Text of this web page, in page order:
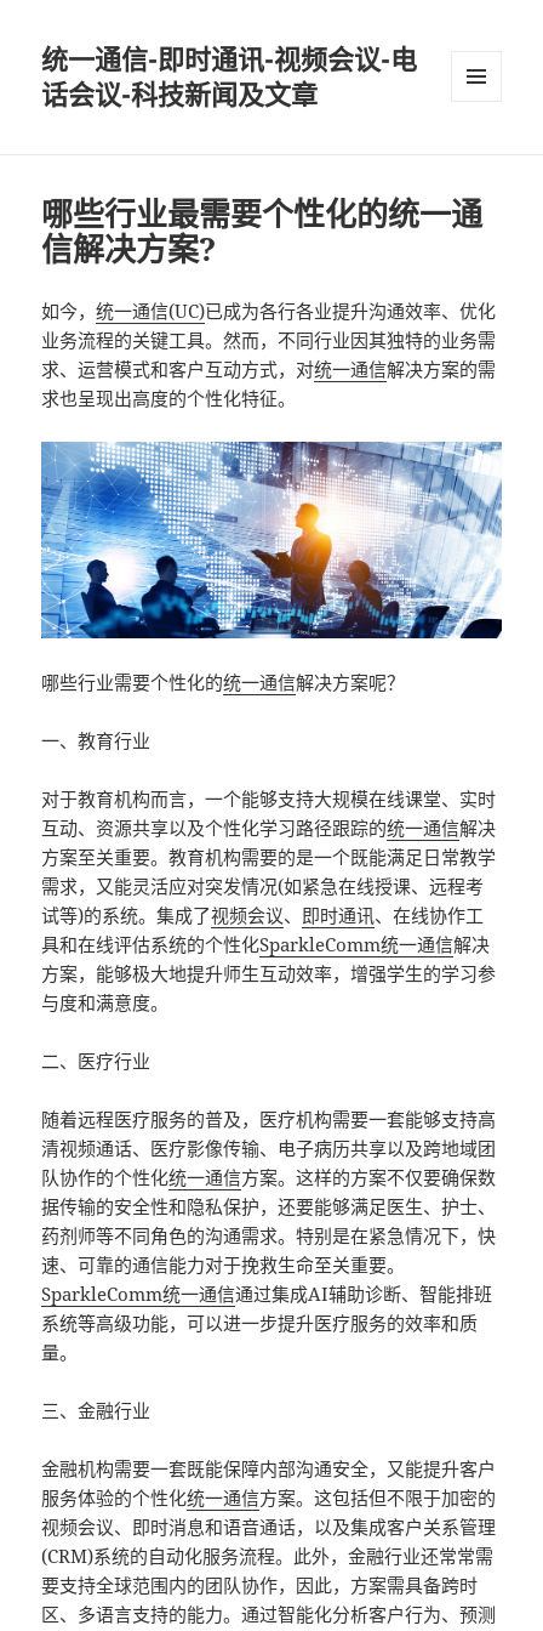
统一通信-即时通讯-视频会议-电
话会议-科技新闻及文章
哪些行业最需要个性化的统一通
信解决方案?
如今，统一通信(UC)已成为各行各业提升沟通效率、优化
业务流程的关键工具。然而，不同行业因其独特的业务需
求、运营模式和客户互动方式，对统一通信解决方案的需
求也呈现出高度的个性化特征。
哪些行业需要个性化的统一通信解决方案呢？
一、教育行业
对于教育机构而言，一个能够支持大规模在线课堂、实时
互动、资源共享以及个性化学习路径跟踪的统一通信解决
方案至关重要。教育机构需要的是一个既能满足日常教学
需求，又能灵活应对突发情况(如紧急在线授课、远程考
试等)的系统。集成了视频会议、 即时通讯、在线协作工
具和在线评估系统的个性化SparkleComm统一通信解决
方案，能够极大地提升师生互动效率，增强学生的学习参
与度和满意度。
二、医疗行业
随着远程医疗服务的普及，医疗机构需要一套能够支持高
清视频通话、医疗影像传输、电子病历共享以及跨地域团
队协作的个性化统一通信方案。这样的方案不仅要确保数
据传输的安全性和隐私保护，还要能够满足医生、护士、
药剂师等不同角色的沟通需求。特别是在紧急情况下，快
速、可靠的通信能力对于挽救生命至关重要。
SparkleComm统一通信通过集成AI辅助诊断、智能排班
系统等高级功能，可以进一步提升医疗服务的效率和质
量。
三、金融行业
金融机构需要一套既能保障内部沟通安全，又能提升客户
服务体验的个性化统一通信方案。这包括但不限于加密的
视频会议、即时消息和语音通话，以及集成客户关系管理
(CRM)系统的自动化服务流程。此外，金融行业还常常需
要支持全球范围内的团队协作，因此，方案需具备跨时
区、多语言支持的能力。通过智能化分析客户行为、预测